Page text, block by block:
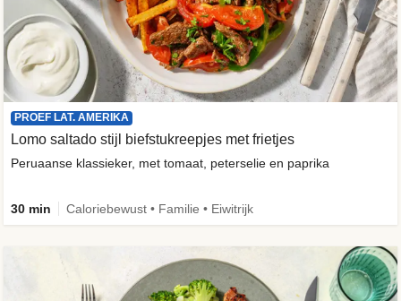
PROEF LAT. AMERIKA
Lomo saltado stijl biefstukreepjes met frietjes
Peruaanse klassieker, met tomaat, peterselie en paprika
30 min Caloriebewust • Familie • Eiwitrijk